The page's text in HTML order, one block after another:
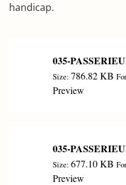
handicap.
035-
Size: 786.82 KB
Preview
035-
Size: 677.10 KB
Preview